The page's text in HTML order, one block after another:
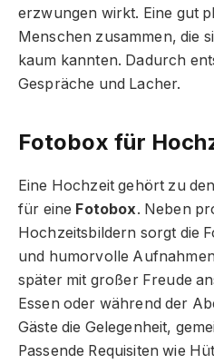
erzwungen wirkt. Eine gut
Menschen zusammen, die
kaum kannten. Dadurch
Gespräche und Lacher.
Fotobox für
Eine Hochzeit gehört zu
für eine Fotobox. Neben
Hochzeitsbildern sorgt die
und humorvolle
später mit großer Freude
Essen oder während der
Gäste die Gelegenheit,
Passende Requisiten wie